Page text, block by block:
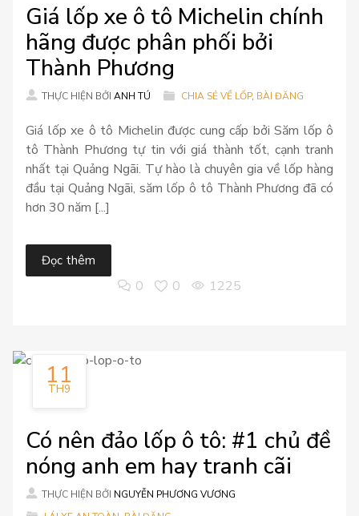
Giá lốp xe ô tô Michelin chính
hãng được phân phối bởi
Thành Phương
THỰC HIỆN BỞI ANH TÚ CHIA SẺ VỀ LỐP, BÀI ĐĂNG
Giá lốp xe ô tô Michelin được cung cấp bởi Săm lốp ô
tô Thành Phương tự tin với giá thành tốt, cạnh tranh
nhất tại Quảng Ngãi. Tự hào là chuyên gia về lốp hàng
đầu tại Quảng Ngãi, săm lốp ô tô Thành Phương đã có
hơn 30 năm [...]
Đọc thêm
0 0 1225
11
TH9
Có nên đảo lốp ô tô: #1 chủ đề
nóng anh em hay tranh cãi
THỰC HIỆN BỞI NGUYỄN PHƯƠNG VƯƠNG